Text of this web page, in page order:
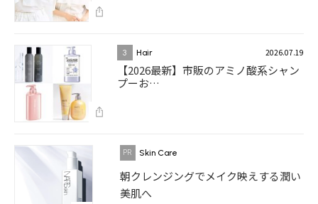
3 Hair 2026.07.19
【2026最新】市販のアミノ酸系シャン
プーお…
Skin Care
朝クレンジングでメイク映えする潤い
美肌へ